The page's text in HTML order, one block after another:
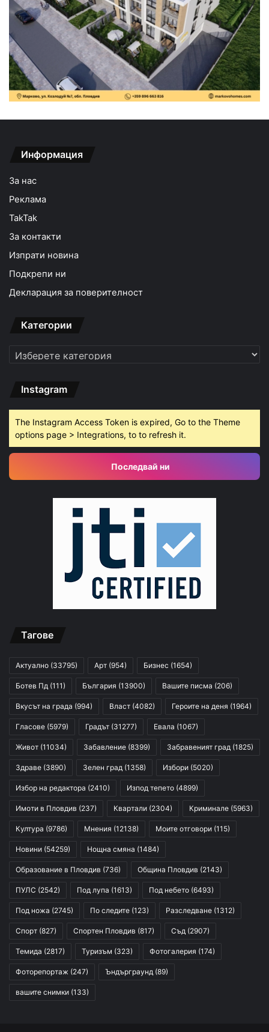
Информация
За нас
Реклама
TakTak
За контакти
Изпрати новина
Подкрепи ни
Декларация за поверителност
Категории
Категории
Instagram
The Instagram Access Token is expired, Go to the Theme
options page > Integrations, to to refresh it.
Последвай ни
Тагове
Актуално (33795) Арт (954) Бизнес (1654)
Ботев Пд (111) България (13900) Вашите писма (206)
Вкусът на града (994) Власт (4082) Героите на деня (1964)
Гласове (5979) Градът (31277) Евала (1067)
Живот (11034) Забавление (8399) Забравеният град (1825)
Здраве (3890) Зелен град (1358) Избори (5020)
Избор на редактора (2410) Изпод тепето (4899)
Имоти в Пловдив (237) Квартали (2304) Криминале (5963)
Култура (9786) Мнения (12138) Моите отговори (115)
Новини (54259) Нощна смяна (1484)
Образование в Пловдив (736) Община Пловдив (2143)
ПУЛС (2542) Под лупа (1613) Под небето (6493)
Под ножа (2745) По следите (123) Разследване (1312)
Спорт (827) Спортен Пловдив (817) Съд (2907)
Темида (2817) Туризъм (323) Фотогалерия (174)
Фоторепортаж (247) Ъндърграунд (89)
вашите снимки (133)